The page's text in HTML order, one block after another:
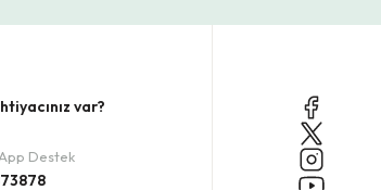
var?
Destek